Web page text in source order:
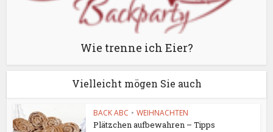
Wie trenne ich Eier?
Vielleicht mögen Sie auch
BACK ABC • WEIHNACHTEN
Plätzchen aufbewahren – Tipps